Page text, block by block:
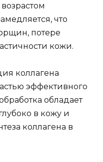
что
потере
кожи.
коллагена
эффективного
обладает
в кожу и
коллагена в